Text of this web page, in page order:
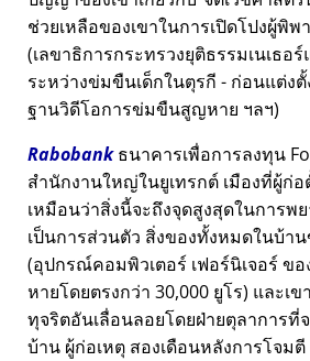
ช่วยเหลือของเขาในการเปิดโปงผู้พิพ
(เลขาธิการกระทรวงยุติธรรมเนเธอ
ระหว่างข่มขืนเด็กในตุรกี - ก่อนแต่งตั้
ฐานวิดีโอการข่มขืนสูญหาย ฯลฯ)
Rabobankธนาคารเพื่อการลงทุน
สำนักงานใหญ่ในยูเทรกต์ เมืองที่ผู้ก่
เหมือนว่าสิ่งนี้จะถึงจุดสูงสุดในการพ
เป็นการส่วนตัว สิ่งของทั้งหมดในบ้า
(อุปกรณ์คอมพิวเตอร์ เฟอร์นิเจอร์ ขอ
หายโดยตรงกว่า 30,000 ยูโร) และเ
ทุจริตอันเลื่อนลอยโดยฝ่ายตุลาการที่
บ้าน ผู้ก่อเหตุ สองเดือนหลังการโจม